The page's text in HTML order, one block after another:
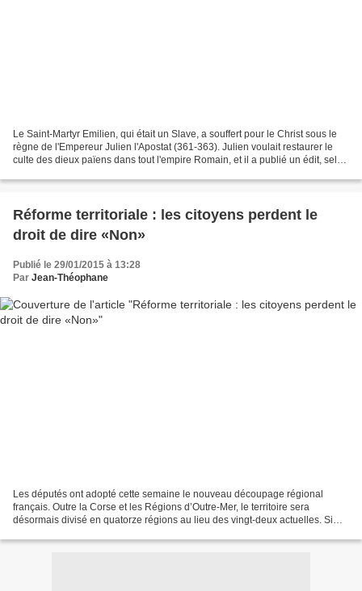
Le Saint-Martyr Emilien, qui était un Slave, a souffert pour le Christ sous le
règne de l'Empereur Julien l'Apostat (361-363). Julien voulait restaurer le
culte des dieux païens dans tout l'empire Romain, et il a publié un édit, selon
Réforme territoriale : les citoyens perdent le
droit de dire «Non»
Publié le 29/01/2015 à 13:28
Par Jean-Théophane
Les députés ont adopté cette semaine le nouveau découpage régional
français. Outre la Corse et les Régions d’Outre-Mer, le territoire sera
désormais divisé en quatorze régions au lieu des vingt-deux actuelles. Si